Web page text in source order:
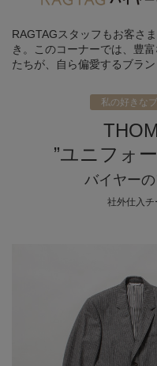
RAGTAGスタッフもお客さ
き。
このコーナーでは、豊
たちが、
自ら偏愛するブラ
私の好きな
”ユニフォ
バイヤー
社外仕入